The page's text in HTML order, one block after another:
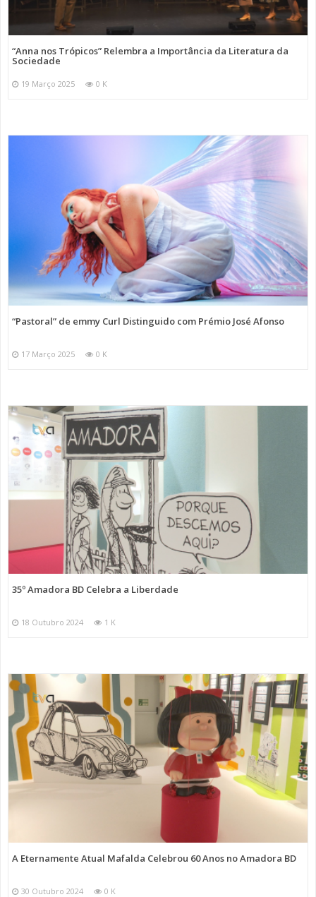
“Anna nos Trópicos” Relembra a Importância da Literatura da
Sociedade
19 Março 2025 0 K
“Pastoral” de emmy Curl Distinguido com Prémio José Afonso
17 Março 2025 0 K
35º Amadora BD Celebra a Liberdade
18 Outubro 2024 1 K
A Eternamente Atual Mafalda Celebrou 60 Anos no Amadora BD
30 Outubro 2024 0 K